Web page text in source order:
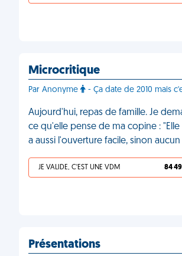
Microcritique
Par Anonyme - Ça date de 2010 mais
Aujourd'hui, repas de famille. Je
ce qu'elle pense de ma copine :
a aussi l'ouverture facile, sinon aucun
JE VALIDE, C'EST UNE VDM 84
Présentations